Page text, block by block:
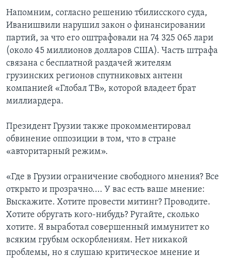
Напомним, согласно решению тбилисского суда,
Иванишвили нарушил закон о финансировании
партий, за что его оштрафовали на 74 325 065 лари
(около 45 миллионов долларов США). Часть штрафа
связана с бесплатной раздачей жителям
грузинских регионов спутниковых антенн
компанией «Глобал ТВ», которой владеет брат
миллиардера.
Президент Грузии также прокомментировал
обвинение оппозиции в том, что в стране
«авторитарный режим».
«Где в Грузии ограничение свободного мнения? Все
открыто и прозрачно.... У вас есть ваше мнение:
Выскажите. Хотите провести митинг? Проводите.
Хотите обругать кого-нибудь? Ругайте, сколько
хотите. Я выработал совершенный иммунитет ко
всяким грубым оскорблениям. Нет никакой
проблемы, но я слушаю критическое мнение и